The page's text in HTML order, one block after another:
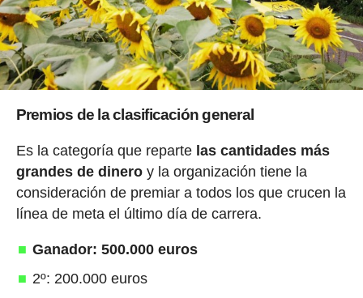
Premios de la clasificación general
Es la categoría que reparte las cantidades más
grandes de dineroy la organización tiene la
consideración de premiar a todos los que crucen la
línea de meta el último día de carrera.
Ganador: 500.000 euros
2º: 200.000 euros